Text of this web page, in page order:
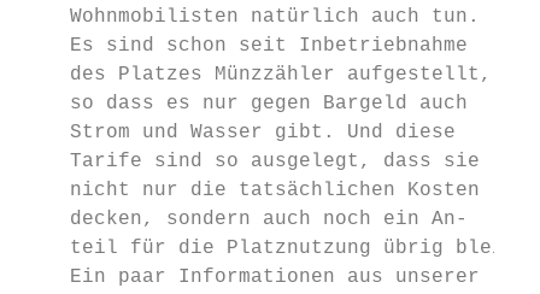
Wohnmobilisten natürlich auch tun.
Es sind schon seit Inbetriebnahme
des Platzes Münzzähler aufgestellt,
so dass es nur gegen Bargeld auch
Strom und Wasser gibt. Und diese
Tarife sind so ausgelegt, dass sie
nicht nur die tatsächlichen Kosten
decken, sondern auch noch ein An-
teil für die Platznutzung übrig
Ein paar Informationen aus unserer